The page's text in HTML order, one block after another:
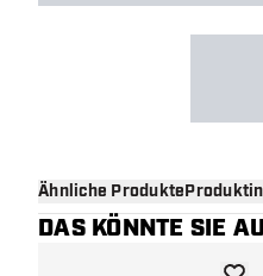
Ähnliche Produkte
DAS KÖNNTE SIE